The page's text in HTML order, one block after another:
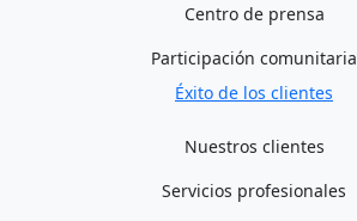
Centro de prensa
Participación comunitaria
Éxito de los clientes
Nuestros clientes
Servicios profesionales